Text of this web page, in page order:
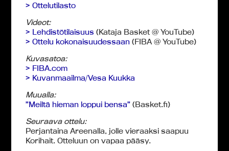
> Ottelutilasto
Videot:
> Lehdistötilaisuus (Kataja Basket @ YouTube)
> Ottelu kokonaisuudessaan (FIBA @ YouTube)
Kuvasatoa:
> FIBA.com
> Kuvanmaailma/Vesa Kuukka
Muualla:
”Meiltä hieman loppui bensa” (Basket.fi)
Seuraava ottelu:
Perjantaina Areenalla, jolle vieraaksi saapuu
Korihait. Otteluun on vapaa pääsy.